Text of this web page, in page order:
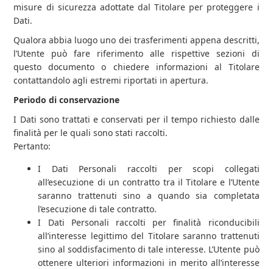
misure di sicurezza adottate dal Titolare per proteggere i
Dati.
Qualora abbia luogo uno dei trasferimenti appena descritti,
l’Utente può fare riferimento alle rispettive sezioni di
questo documento o chiedere informazioni al Titolare
contattandolo agli estremi riportati in apertura.
Periodo di conservazione
I Dati sono trattati e conservati per il tempo richiesto dalle
finalità per le quali sono stati raccolti.
Pertanto:
I Dati Personali raccolti per scopi collegati
all’esecuzione di un contratto tra il Titolare e l’Utente
saranno trattenuti sino a quando sia completata
l’esecuzione di tale contratto.
I Dati Personali raccolti per finalità riconducibili
all’interesse legittimo del Titolare saranno trattenuti
sino al soddisfacimento di tale interesse. L’Utente può
ottenere ulteriori informazioni in merito all’interesse